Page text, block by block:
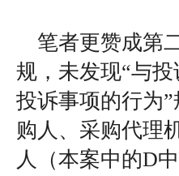
笔者更赞成第
规，未发现“与
投诉事项的行为
购人、采购代理
人（本案中的D